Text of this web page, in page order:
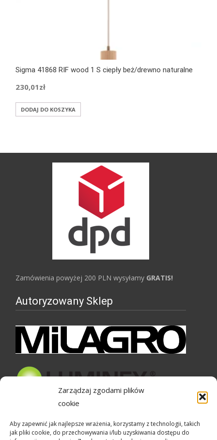
Zarządzaj zgodami plików
cookie
Aby zapewnić jak najlepsze wrażenia, korzystamy z technologii, takich
jak pliki cookie, do przechowywania i/lub uzyskiwania dostępu do
Sigma 41868 RIF wood 1 S ciepły beż/drewno naturalne
230,01zł
DODAJ DO KOSZYKA
Zamówienia powyżej 200 PLN wysyłamy GRATIS!
Autoryzowany Sklep
Bezpieczne zakupy